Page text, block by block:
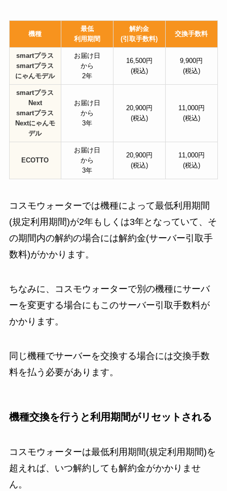
機種
最低
利用期間
解約金
(引取手数料)
交換手数料
smartプラス
smartプラス
にゃんモデル
お届け日
から
2年
16,500円
(税込)
9,900円
(税込)
smartプラス
Next
smartプラス
Nextにゃんモ
デル
お届け日
から
3年
20,900円
(税込)
11,000円
(税込)
ECOTTO
お届け日
から
3年
20,900円
(税込)
11,000円
(税込)
コスモウォーターでは機種によって最低利用期間
(規定利用期間)が2年もしくは3年となっていて、そ
の期間内の解約の場合には解約金(サーバー引取手
数料)がかかります。
ちなみに、コスモウォーターで別の機種にサーバ
ーを変更する場合にもこのサーバー引取手数料が
かかります。
同じ機種でサーバーを交換する場合には交換手数
料を払う必要があります。
機種交換を行うと利用期間がリセットされる
コスモウォーターは最低利用期間(規定利用期間)を
超えれば、いつ解約しても解約金がかかりませ
ん。